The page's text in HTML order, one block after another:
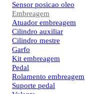
Sensor posicao oleo
Embreagem
Atuador embreagem
Cilindro auxiliar
Cilindro mestre
Garfo
Kit embreagem
Pedal
Rolamento embreagem
Suporte pedal